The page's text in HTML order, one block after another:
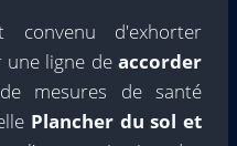
convenu d'exhorter
une ligne de accorder
mesures de santé
Plancher du sol et